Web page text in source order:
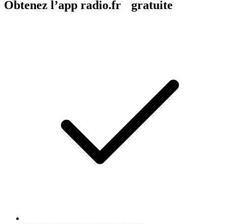
Obtenez l’app radio.fr gratuite